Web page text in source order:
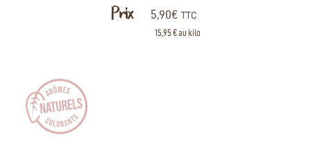
Prix 5,90€ TTC
15,95 € au kilo